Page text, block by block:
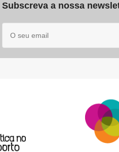
Subscreva a nossa